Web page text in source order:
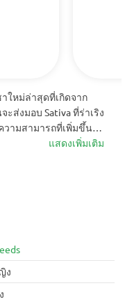
ใหม่ล่าสุดที่เกิดจาก
ะส่งมอบ Sativa ที่ร่าเริง
วามสามารถที่เพิ่มขึ้น
ยเฉลี่ย ผู้ปลูกสามารถ
เศษ
แสดงเพิ่มเติม
ง